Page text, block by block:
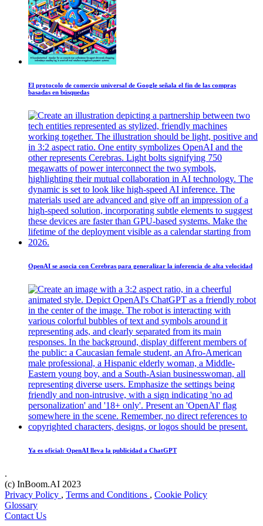
El protocolo de comercio universal de Google señala el fin de las compras
basadas en búsquedas
OpenAI se asocia con Cerebras para generalizar la inferencia de alta velocidad
Ya es oficial: OpenAI lleva la publicidad a ChatGPT
.
(c) InBoom.AI 2023
Privacy Policy , Terms and Conditions , Cookie Policy
Glossary
Contact Us